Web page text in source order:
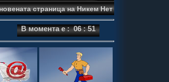
страница на Никем Нет
В момента е :06 : 51